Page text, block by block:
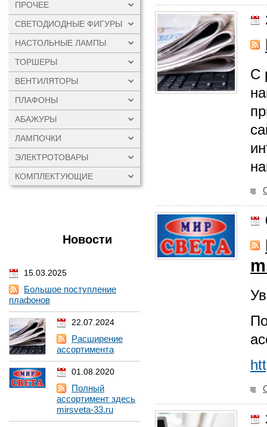
ПРОЧЕЕ
СВЕТОДИОДНЫЕ ФИГУРЫ
НАСТОЛЬНЫЕ ЛАМПЫ
ТОРШЕРЫ
ВЕНТИЛЯТОРЫ
ПЛАФОНЫ
АБАЖУРЫ
ЛАМПОЧКИ
ЭЛЕКТРОТОВАРЫ
КОМПЛЕКТУЮЩИЕ
Новости
15.03.2025
Большое поступление
плафонов
22.07.2024
Расширение
ассортимента
01.08.2020
Полный
ассортимент здесь
mirsveta-33.ru
С